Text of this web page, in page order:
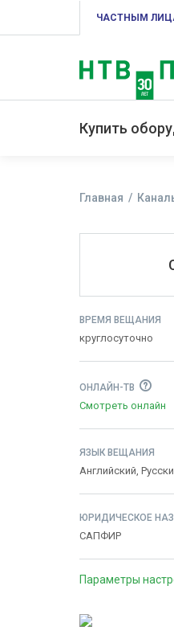
ЧАСТНЫМ
Купить
Главная
ВРЕМЯ ВЕЩАНИЯ
круглосуточно
ОНЛАЙН-ТВ
Смотреть онлайн
ЯЗЫК ВЕЩАНИЯ
Английский,
ЮРИДИЧЕСКОЕ
САПФИР
Параметры